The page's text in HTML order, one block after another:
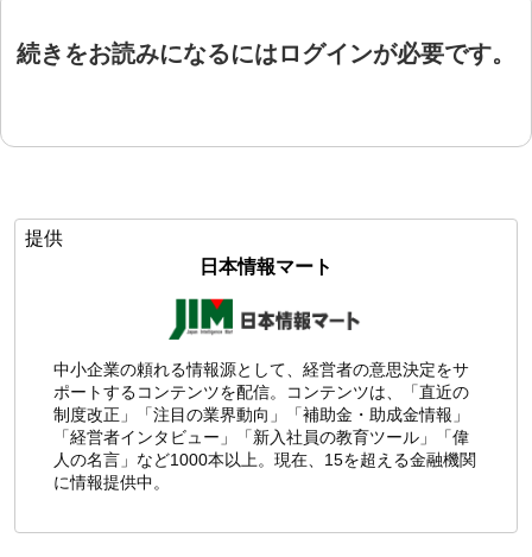
続きをお読みになるにはログインが必要です。
提供
日本情報マート
中小企業の頼れる情報源として、経営者の意思決定をサ
ポートするコンテンツを配信。コンテンツは、「直近の
制度改正」「注目の業界動向」「補助金・助成金情報」
「経営者インタビュー」「新入社員の教育ツール」「偉
人の名言」など1000本以上。現在、15を超える金融機関
に情報提供中。